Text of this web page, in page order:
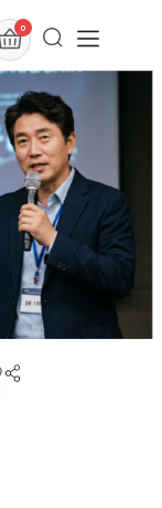
0